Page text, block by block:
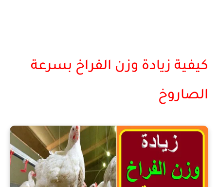
كيفية زيادة وزن الفراخ بسرعة
الصاروخ